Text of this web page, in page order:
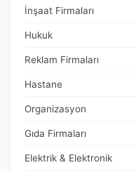
İnşaat Firmaları
Hukuk
Reklam Firmaları
Hastane
Organizasyon
Gıda Firmaları
Elektrik & Elektronik